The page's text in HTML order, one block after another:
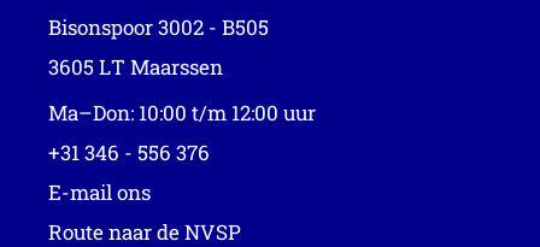
Bisonspoor 3002 - B505
3605 LT Maarssen
Ma–Don: 10:00 t/m 12:00 uur
+31 346 - 556 376
E-mail ons
Route naar de NVSP